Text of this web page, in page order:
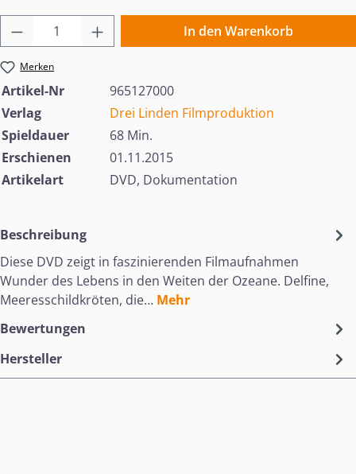
Produkt Anzahl: Gib den gewünschten
In den Warenkorb
Merken
Artikel-Nr
965127000
Verlag
Drei Linden Filmproduktion
Spieldauer
68 Min.
Erschienen
01.11.2015
Artikelart
DVD, Dokumentation
Beschreibung
Diese DVD zeigt in faszinierenden Filmaufnahmen
Wunder des Lebens in den Weiten der Ozeane. Delfine,
Meeresschildkröten, die… Mehr
Bewertungen
Hersteller